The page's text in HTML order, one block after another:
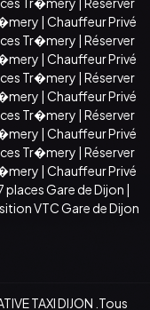
| Chauffeur Privé
Tr�mery | Réserver
| Chauffeur Privé
Tr�mery | Réserver
| Chauffeur Privé
Tr�mery | Réserver
| Chauffeur Privé
Tr�mery | Réserver
| Chauffeur Privé
places Gare de Dijon |
VTC Gare de Dijon
TAXI DIJON .Tous